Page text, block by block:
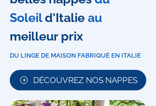
Soleild'Italie au
meilleur prix
DU LINGE DE MAISON FABRIQUÉ EN ITALIE
DÉCOUVREZ NOS NAPPES